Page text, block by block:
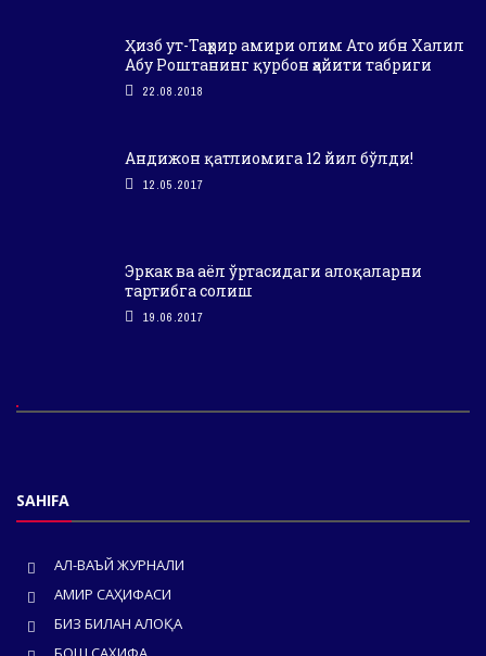
Ҳизб ут-Таҳрир амири олим Ато ибн Халил
Абу Роштанинг қурбон ҳайити табриги
22.08.2018
Андижон қатлиомига 12 йил бўлди!
12.05.2017
Эркак ва аёл ўртасидаги алоқаларни
тартибга солиш
19.06.2017
SAHIFA
АЛ-ВАЪЙ ЖУРНАЛИ
АМИР САҲИФАСИ
БИЗ БИЛАН АЛОҚА